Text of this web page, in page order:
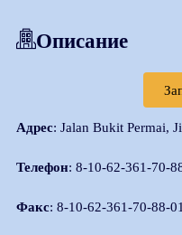
Описание
Адрес: Jalan Bukit Permai,
Телефон: 8-10-62-361-70-
Факс: 8-10-62-361-70-88-01